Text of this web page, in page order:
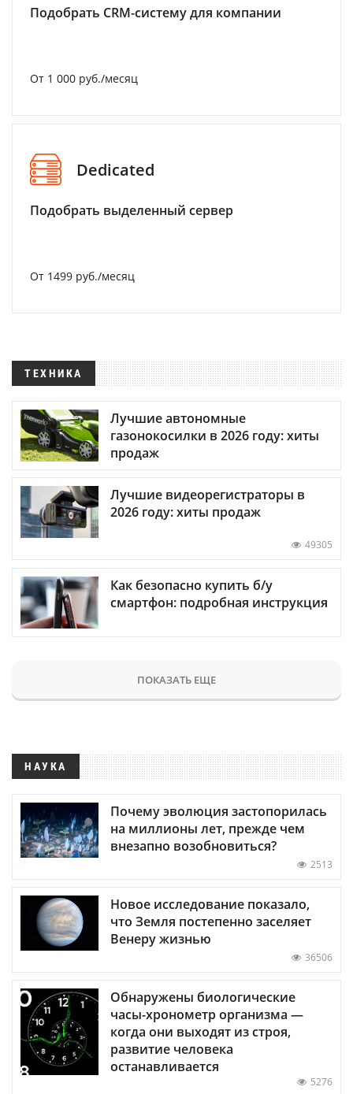
Подобрать CRM-систему для компании
От 1 000 руб./месяц
Dedicated
Подобрать выделенный сервер
От 1499 руб./месяц
ТЕХНИКА
Лучшие автономные
газонокосилки в 2026 году: хиты
продаж
Лучшие видеорегистраторы в
2026 году: хиты продаж
49305
Как безопасно купить б/у
смартфон: подробная инструкция
ПОКАЗАТЬ ЕЩЕ
НАУКА
Почему эволюция застопорилась
на миллионы лет, прежде чем
внезапно возобновиться?
2513
Новое исследование показало,
что Земля постепенно заселяет
Венеру жизнью
36506
Обнаружены биологические
часы-хронометр организма —
когда они выходят из строя,
развитие человека
останавливается
5276